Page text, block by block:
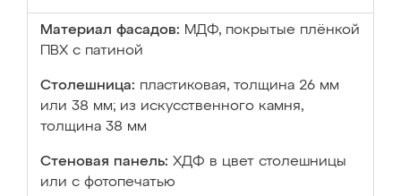
Материал фасадов: МДФ, покрытые плёнкой
ПВХ с патиной
Столешница: пластиковая, толщина 26 мм
или 38 мм; из искусственного камня,
толщина 38 мм
Стеновая панель: ХДФ в цвет столешницы
или с фотопечатью